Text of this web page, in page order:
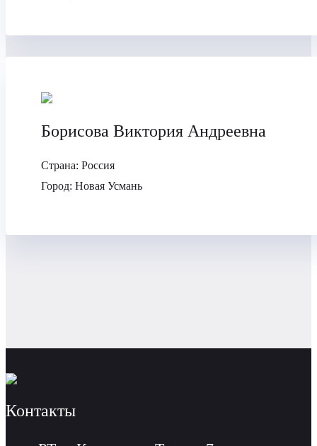
Борисова Виктория Андреевна
Страна: Россия
Город: Новая Усмань
Контакты